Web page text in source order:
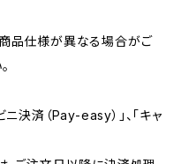
品仕様が異なる場合がご
決済（Pay-easy）」、「キャ